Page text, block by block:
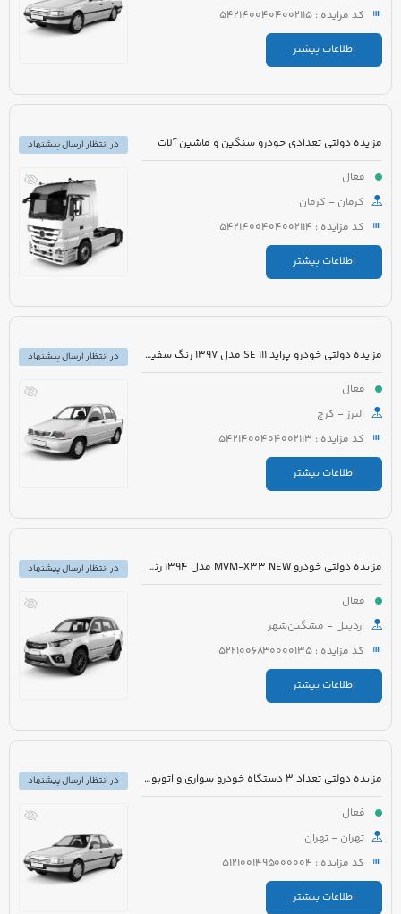
کد مزایده : 5421400404002115
اطلاعات بیشتر
مزایده دولتی تعدادی خودرو سنگین و ماشین آلات
فعال
کرمان - کرمان
کد مزایده : 5421400404002114
اطلاعات بیشتر
در انتظار ارسال پیشنهاد
مزایده دولتی خودرو پراید 111 SE مدل 1397 رنگ سفید روغنی
فعال
البرز - کرج
کد مزایده : 5421400404002113
اطلاعات بیشتر
در انتظار ارسال پیشنهاد
مزایده دولتی خودرو MVM-X33 NEW مدل 1394 رنگ سفید
فعال
اردبیل - مشگین‌شهر
کد مزایده : 5221006830000135
اطلاعات بیشتر
در انتظار ارسال پیشنهاد
مزایده دولتی تعداد 3 دستگاه خودرو سواری و اتوبوس
فعال
تهران - تهران
کد مزایده : 5121001495000004
اطلاعات بیشتر
در انتظار ارسال پیشنهاد